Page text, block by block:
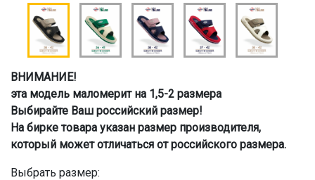
ВНИМАНИЕ!
эта модель маломерит на 1,5-2 размера
Выбирайте Ваш российский размер!
На бирке товара указан размер производителя,
который может отличаться от российского размера.
Выбрать размер: